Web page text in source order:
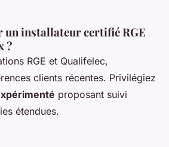
un installateur certifié RGE
?
RGE et Qualifelec,
clients récentes. Privilégiez
proposant suivi
étendues.